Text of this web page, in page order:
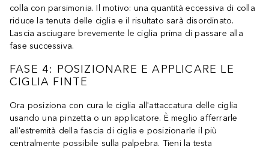
colla con parsimonia. Il motivo: una quantità eccessiva di colla
riduce la tenuta delle ciglia e il risultato sarà disordinato.
Lascia asciugare brevemente le ciglia prima di passare alla
fase successiva.
FASE 4: POSIZIONARE E APPLICARE LE
CIGLIA FINTE
Ora posiziona con cura le ciglia all'attaccatura delle ciglia
usando una pinzetta o un applicatore. È meglio afferrarle
all'estremità della fascia di ciglia e posizionarle il più
centralmente possibile sulla palpebra. Tieni la testa